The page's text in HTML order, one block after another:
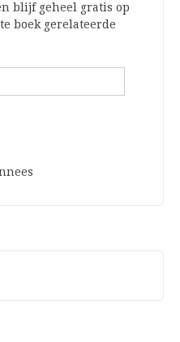
blijf geheel gratis op
boek gerelateerde